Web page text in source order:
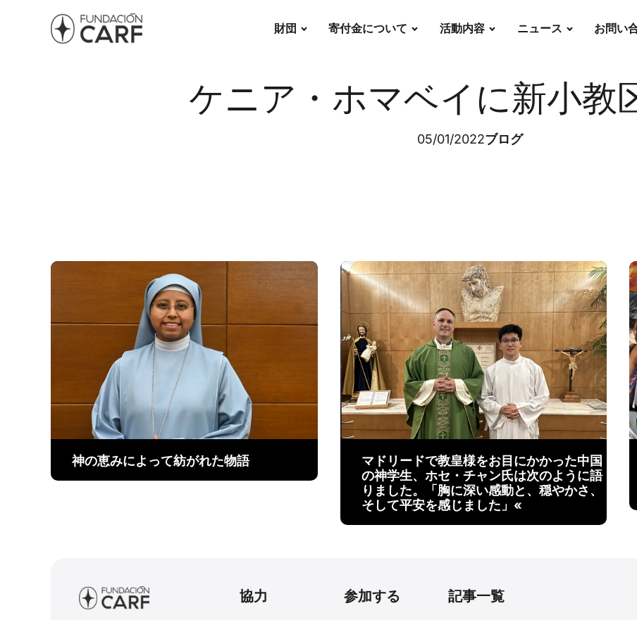
財団 寄付金について 活動内容 ニュース お問い
ケニア・ホマベイに新小教
05/01/2022ブログ
神の恵みによって紡がれた物語
マドリードで教皇様をお目にかかった中国
の神学生、ホセ・チャン氏は次のように語
りました。「胸に深い感動と、穏やかさ、
そして平安を感じました」«
協力 参加する 記事一覧